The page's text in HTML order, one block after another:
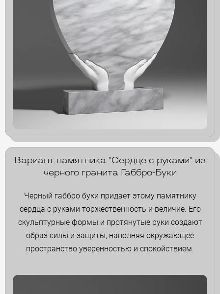
Вариант памятника "Сердце с руками" из
черного гранита Габбро-Буки
Черный габбро буки придает этому памятнику
сердца с руками торжественность и величие. Его
скульптурные формы и протянутые руки создают
образ силы и защиты, наполняя окружающее
пространство уверенностью и спокойствием.